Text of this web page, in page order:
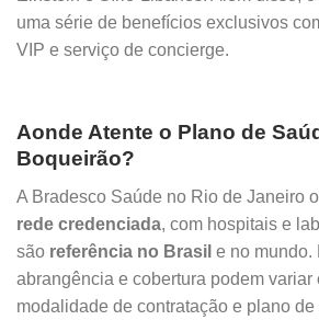
uma série de benefícios exclusivos
VIP e serviço de concierge.
Aonde Atente o Plano de
Boqueirão?
A Bradesco Saúde no Rio de Janeiro
rede credenciada, com hospitais e
são referência no Brasil e no mundo.
abrangência e cobertura podem variar
modalidade de contratação e plano